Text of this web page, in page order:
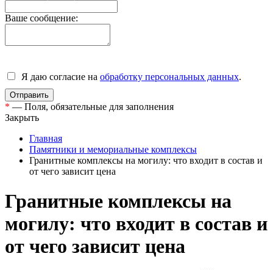
Ваше сообщение:
Я даю согласие на обработку персональных данных.
* — Поля, обязательные для заполнения
Закрыть
Главная
Памятники и мемориальные комплексы
Гранитные комплексы на могилу: что входит в состав и
от чего зависит цена
Гранитные комплексы на
могилу: что входит в состав и
от чего зависит цена